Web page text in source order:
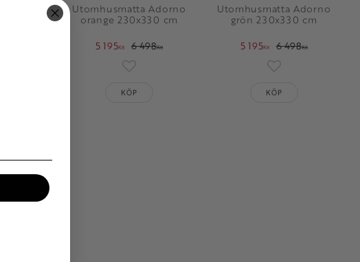
Utomhusmatta Adorno
orange 230x330 cm
5 195KR 6 498KR
KÖP
Utomhusmatta Adorno
grön 230x330 cm
5 195KR 6 498KR
Lägg till i
KÖP